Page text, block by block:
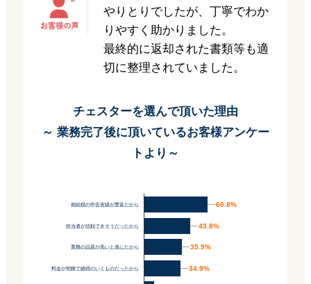
やりとりでしたが、丁寧でわか
りやすく助かりました。
最終的に返却された書類等も適
切に整理されていました。
チェスターを選んで頂いた理由
～ 業務完了後に頂いているお客様アンケー
トより～
相続税の申告実績が豊富だから
担当者が信頼できそうだったから
業務の品質が高いと感じたから
料金が明瞭で納得のいくものだったから
60.8%
60.8%
43.8%
43.8%
35.9%
35.9%
34.9%
34.9%